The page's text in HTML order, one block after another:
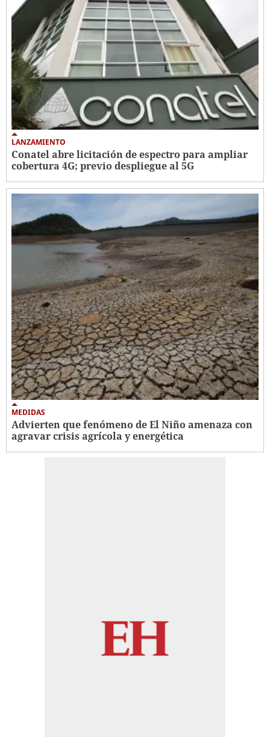
LANZAMIENTO
Conatel abre licitación de espectro para ampliar
cobertura 4G; previo despliegue al 5G
MEDIDAS
Advierten que fenómeno de El Niño amenaza con
agravar crisis agrícola y energética